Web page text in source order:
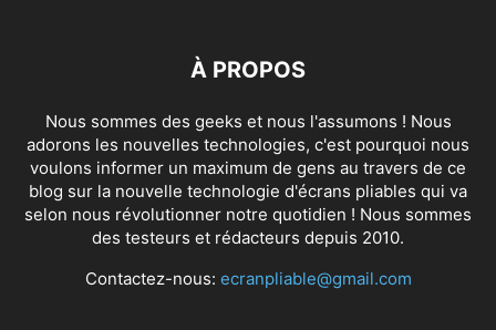
À PROPOS
Nous sommes des geeks et nous l'assumons ! Nous
adorons les nouvelles technologies, c'est pourquoi nous
voulons informer un maximum de gens au travers de ce
blog sur la nouvelle technologie d'écrans pliables qui va
selon nous révolutionner notre quotidien ! Nous sommes
des testeurs et rédacteurs depuis 2010.
Contactez-nous: ecranpliable@gmail.com